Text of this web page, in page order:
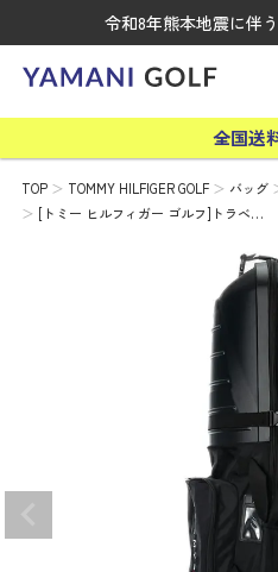
令和8年熊本地震に伴
全国送
TOP TOMMY HILFIGER GOLF バッグ
[トミー ヒルフィガー ゴルフ]トラベ…